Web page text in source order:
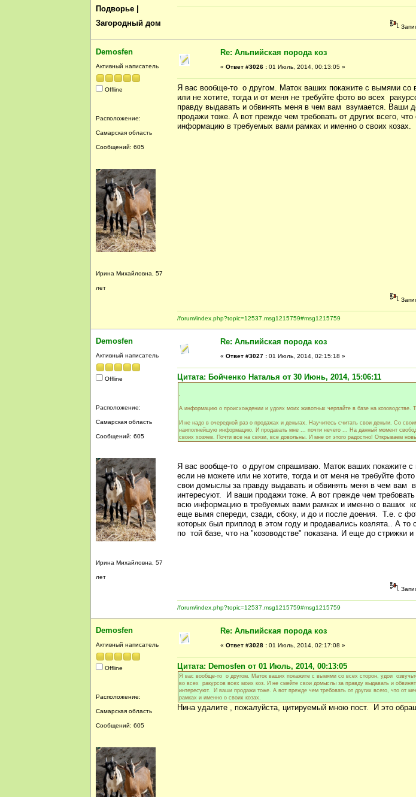
Подворье |
Загородный дом
Demosfen
Активный написатель
Offline
Расположение:
Самарская область
Сообщений: 605
Ирина Михайловна, 57
лет
Re: Альпийская порода коз
« Ответ #3026 : 01 Июль, 2014, 00:13:05 »
Я вас вообще-то о другом. Маток ваших покажите с вымями со
или не хотите, тогда и от меня не требуйте фото во всех
правду выдавать и обвинять меня в чем вам взумается. Ваши
продажи тоже. А вот прежде чем требовать от других всего,
информацию в требуемых вами рамках и именно о своих козах.
/forum/index.php?topic=12537.msg1215759#msg1215759
Demosfen
Активный написатель
Offline
Расположение:
Самарская область
Сообщений: 605
Ирина Михайловна, 57
лет
Re: Альпийская порода коз
« Ответ #3027 : 01 Июль, 2014, 02:15:18 »
Цитата: Бойченко Наталья от 30 Июнь, 2014, 15:06:11
А информацию о происхождении и удоях моих животных черпайте в базе на козоводстве.
И не надо в очередной раз о продажах и деньгах. Научитесь считать свои деньги. Со
наиполнейшую информацию. И продавать мне ... почти нечего ... На данный момент
своих хозяев. Почти все на связи, все довольны. И мне от этого радостно! Открываем
Я вас вообще-то о другом спрашиваю. Маток ваших покажите
если не можете или не хотите, тогда и от меня не требуйте
свои домыслы за правду выдавать и обвинять меня в чем вам
интересуют. И ваши продажи тоже. А вот прежде чем
всю информацию в требуемых вами рамках и именно о ваших
еще вымя спереди, сзади, сбоку, и до и после доения. Т.е. с
которых был приплод в этом году и продавались козлята.. А
по той базе, что на "козоводстве" показана. И еще до стрижки и
/forum/index.php?topic=12537.msg1215759#msg1215759
Demosfen
Активный написатель
Offline
Расположение:
Самарская область
Сообщений: 605
Re: Альпийская порода коз
« Ответ #3028 : 01 Июль, 2014, 02:17:08 »
Цитата: Demosfen от 01 Июль, 2014, 00:13:05
Я вас вообще-то о другом. Маток ваших покажите с вымями со всех сторон, удои
во всех ракурсов всех моих коз. И не смейте свои домыслы за правду выдавать и
интересуют. И ваши продажи тоже. А вот прежде чем требовать от других всего, что от
рамках и именно о своих козах.
Нина удалите , пожалуйста, цитируемый мною пост. И это